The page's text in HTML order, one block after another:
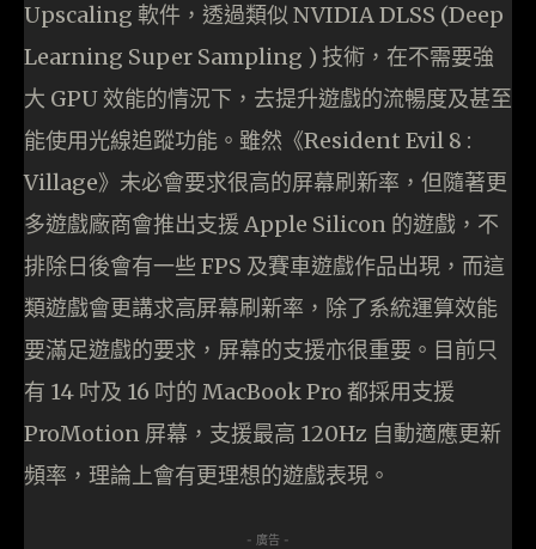
Upscaling 軟件，透過類似 NVIDIA DLSS (Deep
Learning Super Sampling ) 技術，在不需要強
大 GPU 效能的情況下，去提升遊戲的流暢度及甚至
能使用光線追蹤功能。雖然《Resident Evil 8 :
Village》未必會要求很高的屏幕刷新率，但隨著更
多遊戲廠商會推出支援 Apple Silicon 的遊戲，不
排除日後會有一些 FPS 及賽車遊戲作品出現，而這
類遊戲會更講求高屏幕刷新率，除了系統運算效能
要滿足遊戲的要求，屏幕的支援亦很重要。目前只
有 14 吋及 16 吋的 MacBook Pro 都採用支援
ProMotion 屏幕，支援最高 120Hz 自動適應更新
頻率，理論上會有更理想的遊戲表現。
- 廣告 -